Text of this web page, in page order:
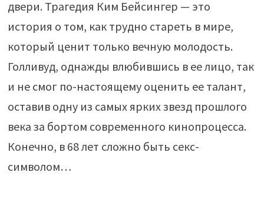
двери. Трагедия Ким Бейсингер — это
история о том, как трудно стареть в мире,
который ценит только вечную молодость.
Голливуд, однажды влюбившись в ее лицо, так
и не смог по-настоящему оценить ее талант,
оставив одну из самых ярких звезд прошлого
века за бортом современного кинопроцесса.
Конечно, в 68 лет сложно быть секс-
символом…